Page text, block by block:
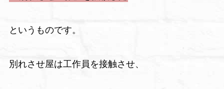
というものです。
別れさせ屋は工作員を接触させ、